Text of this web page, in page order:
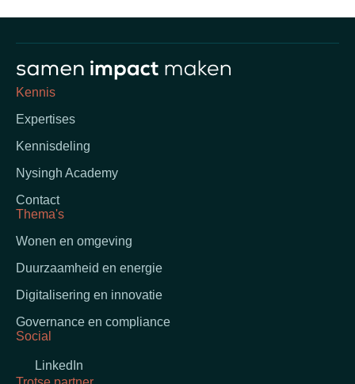
Kennis
Expertises
Kennisdeling
Nysingh Academy
Contact
Thema's
Wonen en omgeving
Duurzaamheid en energie
Digitalisering en innovatie
Governance en compliance
Social
LinkedIn